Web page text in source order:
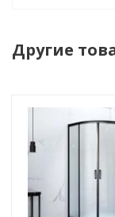
Другие